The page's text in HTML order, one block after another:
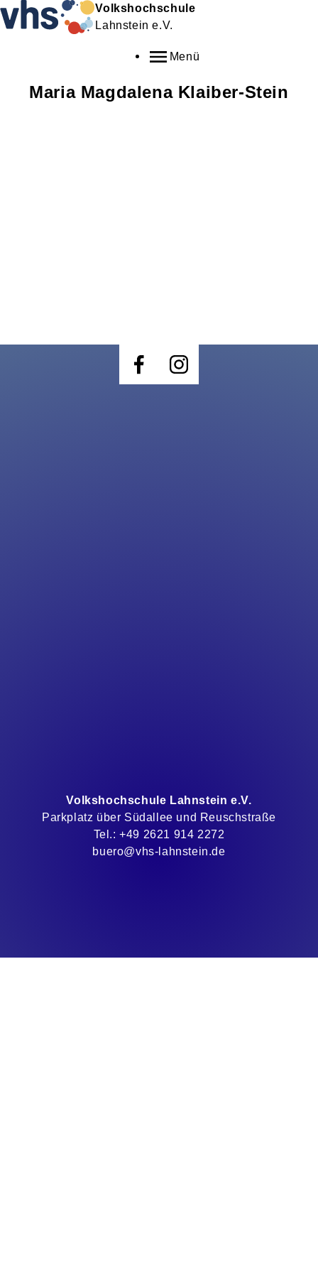
Volkshochschule
Lahnstein e.V.
Menü
Maria Magdalena Klaiber-Stein
Volkshochschule Lahnstein e.V.
Parkplatz über Südallee und Reuschstraße
Tel.: +49 2621 914 2272
buero@vhs-lahnstein.de